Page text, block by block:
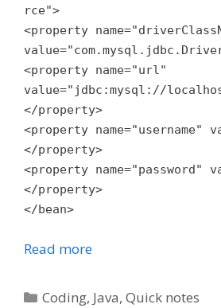
rce">
<property
<property name="url"
value="jdbc:mysql://
</property>
<property name="username"
</property>
<property name="password"
</property>
</bean>
Read more
Categories
Coding, Java,Quick notes